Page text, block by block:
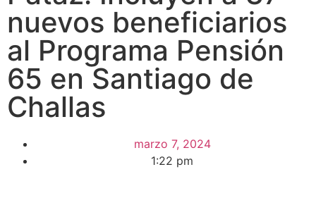
nuevos beneficiarios
al Programa Pensión
65 en Santiago de
Challas
marzo 7, 2024
1:22 pm